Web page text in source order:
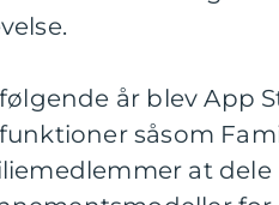
år blev App
såsom
at